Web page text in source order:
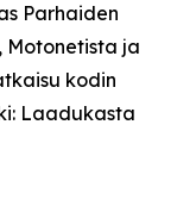
Parhaiden
Motonetista ja
kodin
Laadukasta